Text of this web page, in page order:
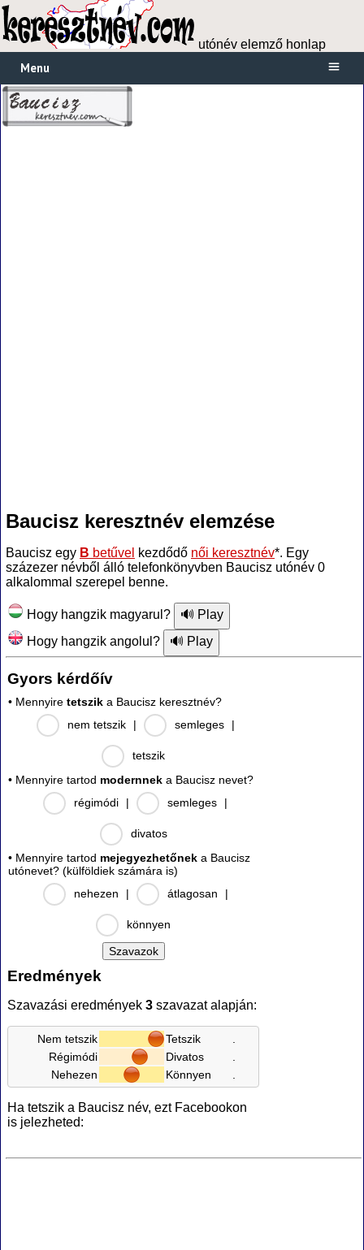
utónév elemző honlap
Menu
Baucisz keresztnév elemzése
Baucisz egy B betűvel kezdődő női keresztnév*. Egy
százezer névből álló telefonkönyvben Baucisz utónév 0
alkalommal szerepel benne.
Hogy hangzik magyarul?
Hogy hangzik angolul?
Gyors kérdőív
• Mennyire tetszik a Baucisz keresztnév?
nem tetszik
| semleges |
tetszik
• Mennyire tartod modernnek a Baucisz nevet?
régimódi
| semleges |
divatos
• Mennyire tartod mejegyezhetőnek a Baucisz
utónevet? (külföldiek számára is)
nehezen
| átlagosan |
könnyen
Eredmények
Szavazási eredmények 3 szavazat alapján:
Nem tetszik Tetszik
Régimódi
Divatos
Nehezen
Könnyen
Ha tetszik a Baucisz név, ezt Facebookon
is jelezheted: